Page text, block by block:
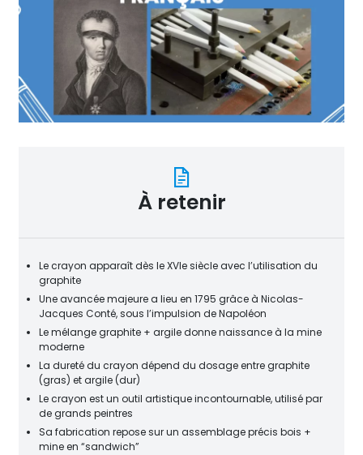
À retenir
Le crayon apparaît dès le XVIe siècle avec l’utilisation du
graphite
Une avancée majeure a lieu en 1795 grâce à Nicolas-
Jacques Conté, sous l’impulsion de Napoléon
Le mélange graphite + argile donne naissance à la mine
moderne
La dureté du crayon dépend du dosage entre graphite
(gras) et argile (dur)
Le crayon est un outil artistique incontournable, utilisé par
de grands peintres
Sa fabrication repose sur un assemblage précis bois +
mine en “sandwich”